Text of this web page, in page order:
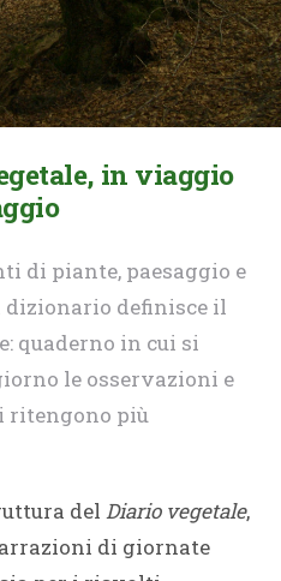
in viaggio
di piante, paesaggio e
definisce il
quaderno in cui si
le osservazioni e
ritengono più
del Diario vegetale,
di giornate